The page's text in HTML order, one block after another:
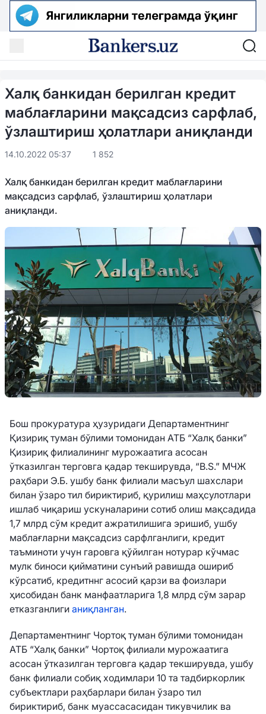
Халқ банкидан берилган кредит
маблағларини мақсадсиз сарфлаб,
ўзлаштириш ҳолатлари аниқланди
14.10.2022 05:37 1 852
Халқ банкидан берилган кредит маблағларини
мақсадсиз сарфлаб, ўзлаштириш ҳолатлари
аниқланди.
Бош прокуратура ҳузуридаги Департаментнинг
Қизириқ туман бўлими томонидан АТБ “Халқ банки”
Қизириқ филиалининг мурожаатига асосан
ўтказилган терговга қадар текширувда, “B.S.” МЧЖ
раҳбари Э.Б. ушбу банк филиали масъул шахслари
билан ўзаро тил бириктириб, қурилиш маҳсулотлари
ишлаб чиқариш ускуналарини сотиб олиш мақсадида
1,7 млрд сўм кредит ажратилишига эришиб, ушбу
маблағларни мақсадсиз сарфлганлиги, кредит
таъминоти учун гаровга қўйилган нотурар кўчмас
мулк биноси қийматини сунъий равишда ошириб
кўрсатиб, кредитннг асосий қарзи ва фоизлари
ҳисобидан банк манфаатларига 1,8 млрд сўм зарар
етказганлиги аниқланган.
Департаментнинг Чортоқ туман бўлими томонидан
АТБ “Халқ банки” Чортоқ филиали мурожаатига
асосан ўтказилган терговга қадар текширувда, ушбу
банк филиали собиқ ходимлари 10 та тадбиркорлик
субъектлари раҳбарлари билан ўзаро тил
бириктириб, банк муассасасидан тикувчилик ва